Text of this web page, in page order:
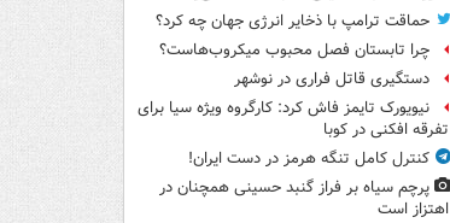
حماقت ترامپ با ذخایر انرژی جهان چه کرد؟
چرا تابستان فصل محبوب میکروب‌هاست؟
دستگیری قاتل فراری در نوشهر
نیویورک تایمز فاش کرد: کارگروه ویژه سیا برای
تفرقه افکنی در کوبا
کنترل کامل تنگه هرمز در دست ایران!
پرچم سیاه بر فراز گنبد حسینی همچنان در
اهتزاز است